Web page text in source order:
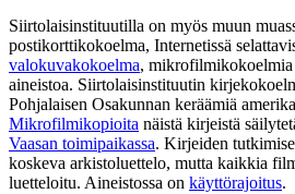
Siirtolaisinstituutilla on myös muun
postikorttikokoelma, Internetissä
valokuvakokoelma, mikrofilmikokoelmia
aineistoa. Siirtolaisinstituutin
Pohjalaisen Osakunnan keräämiä
Mikrofilmikopioita näistä kirjeistä
Vaasan toimipaikassa. Kirjeiden
koskeva arkistoluettelo, mutta kaikkia
luetteloitu. Aineistossa on käyttörajoitus.